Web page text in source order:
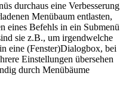
durchaus eine Verbesserung
Menübaum entlasten,
eines Befehls in ein Submenü
sie z.B., um irgendwelche
eine (Fenster)Dialogbox, bei
Einstellungen übersehen
durch Menübäume